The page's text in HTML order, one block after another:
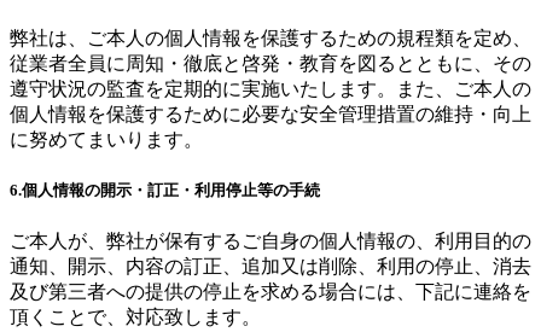
弊社は、ご本人の個人情報を保護するための規程類を定め、
従業者全員に周知・徹底と啓発・教育を図るとともに、その
遵守状況の監査を定期的に実施いたします。また、ご本人の
個人情報を保護するために必要な安全管理措置の維持・向上
に努めてまいります。
6.個人情報の開示・訂正・利用停止等の手続
ご本人が、弊社が保有するご自身の個人情報の、利用目的の
通知、開示、内容の訂正、追加又は削除、利用の停止、消去
及び第三者への提供の停止を求める場合には、下記に連絡を
頂くことで、対応致します。